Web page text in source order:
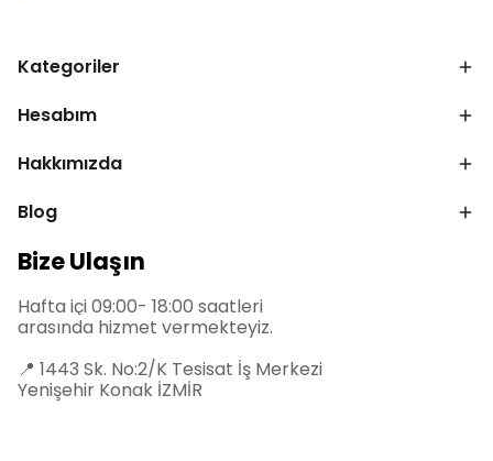
Kategoriler
Hesabım
Hakkımızda
Blog
Bize Ulaşın
Hafta içi 09:00- 18:00 saatleri
arasında hizmet vermekteyiz.
📍 1443 Sk. No:2/K Tesisat İş Merkezi
Yenişehir Konak İZMİR